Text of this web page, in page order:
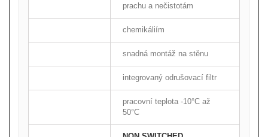
prachu a nečistotám
chemikáliím
snadná montáž na stěnu
integrovaný odrušovací filtr
pracovní teplota -10°C až
50°C